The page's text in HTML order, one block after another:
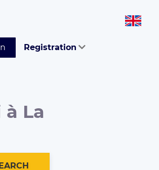
Registration
La